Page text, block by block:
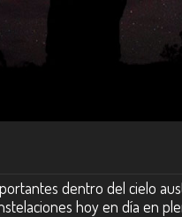
dentro del cielo
hoy en día en